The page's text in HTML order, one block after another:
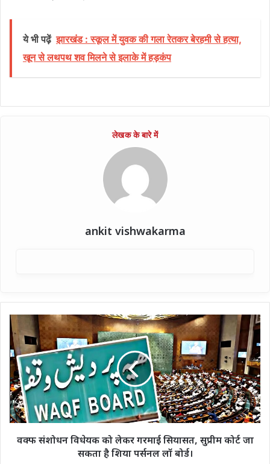
ये भी पढ़ें झारखंड : स्कूल में युवक की गला रेतकर बेरहमी से हत्या,
खून से लथपथ शव मिलने से इलाके में हड़कंप
ankit vishwakarma
वक्फ
संशोधन
विधेयक
को
लेकर
गरमाई
सियासत,
सुप्रीम
कोर्ट
सकता
वक्फ संशोधन विधेयक को लेकर गरमाई सियासत, सुप्रीम कोर्ट जा
सकता है शिया पर्सनल लॉ बोर्ड।